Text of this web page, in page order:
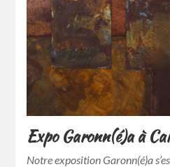
Expo Garonn(é)a à
Notre exposition Garonn(é)a